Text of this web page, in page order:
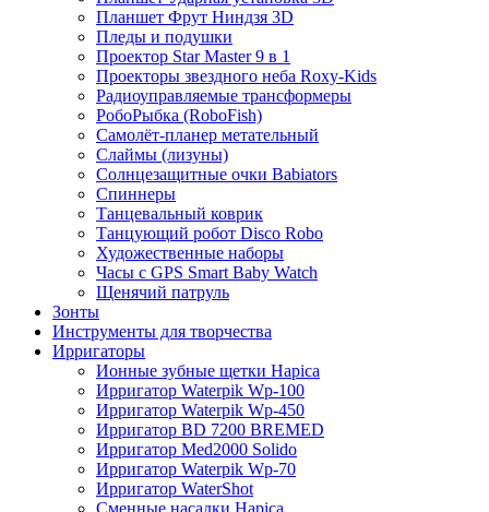
Планшет Фрут Ниндзя 3D
Пледы и подушки
Проектор Star Master 9 в 1
Проекторы звездного неба Roxy-Kids
Радиоуправляемые трансформеры
РобоРыбка (RoboFish)
Самолёт-планер метательный
Слаймы (лизуны)
Солнцезащитные очки Babiators
Спиннеры
Танцевальный коврик
Танцующий робот Disco Robo
Художественные наборы
Часы с GPS Smart Baby Watch
Щенячий патруль
Зонты
Инструменты для творчества
Ирригаторы
Ионные зубные щетки Hapica
Ирригатор Waterpik Wp-100
Ирригатор Waterpik Wp-450
Ирригатор BD 7200 BREMED
Ирригатор Med2000 Solido
Ирригатор Waterpik Wp-70
Ирригатор WaterShot
Сменные насадки Hapica